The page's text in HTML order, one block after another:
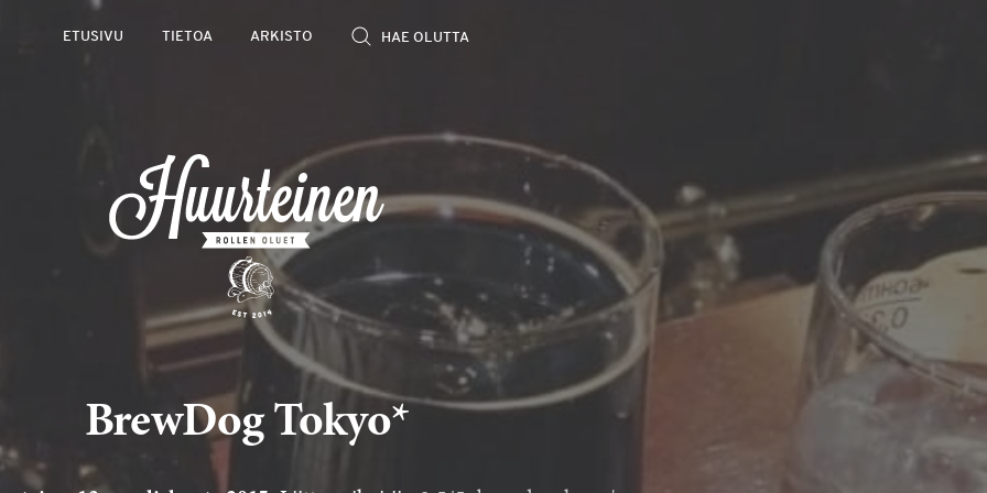
ETUSIVU TIETOA ARKISTO
BrewDog Tokyo*